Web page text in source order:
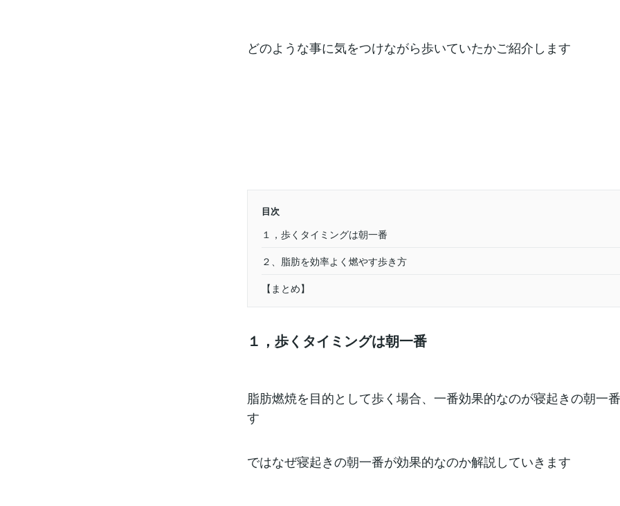
どのような事に気をつけながら歩いていたかご紹介します
目次
１，歩くタイミングは朝一番
２、脂肪を効率よく燃やす歩き方
【まとめ】
１，歩くタイミングは朝一番
脂肪燃焼を目的として歩く場合、一番効果的なのが寝起きの朝一
す
ではなぜ寝起きの朝一番が効果的なのか解説していきます